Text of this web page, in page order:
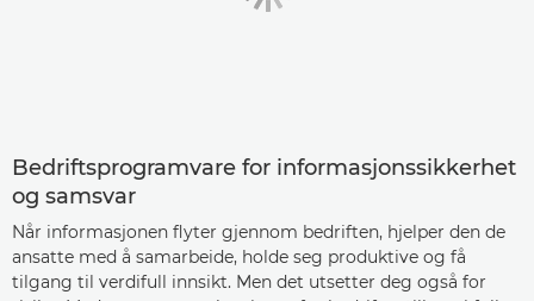
Bedriftsprogramvare for informasjonssikkerhet
og samsvar
Når informasjonen flyter gjennom bedriften, hjelper den de
ansatte med å samarbeide, holde seg produktive og få
tilgang til verdifull innsikt. Men det utsetter deg også for